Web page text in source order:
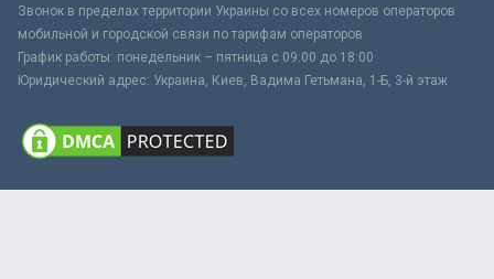
Звонок в пределах территории Украины со всех номеров операторов
мобильной и городской связи по тарифам операторов
График работы: понедельник – пятница с 09:00 до 18:00
Юридический адрес: Украина, Киев, Вадима Гетьмана, 1-Б, 3-й этаж